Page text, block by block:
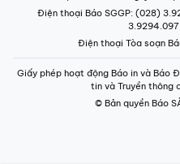
Điện thoại Báo SGGP: (028)
Điện thoại Tòa soạn
Giấy phép hoạt động Báo in và Báo
tin và Truyền
© Bản quyền Báo